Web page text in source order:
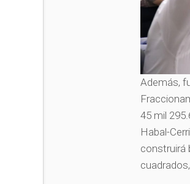
Además,
45 mil
Habal-
construirá